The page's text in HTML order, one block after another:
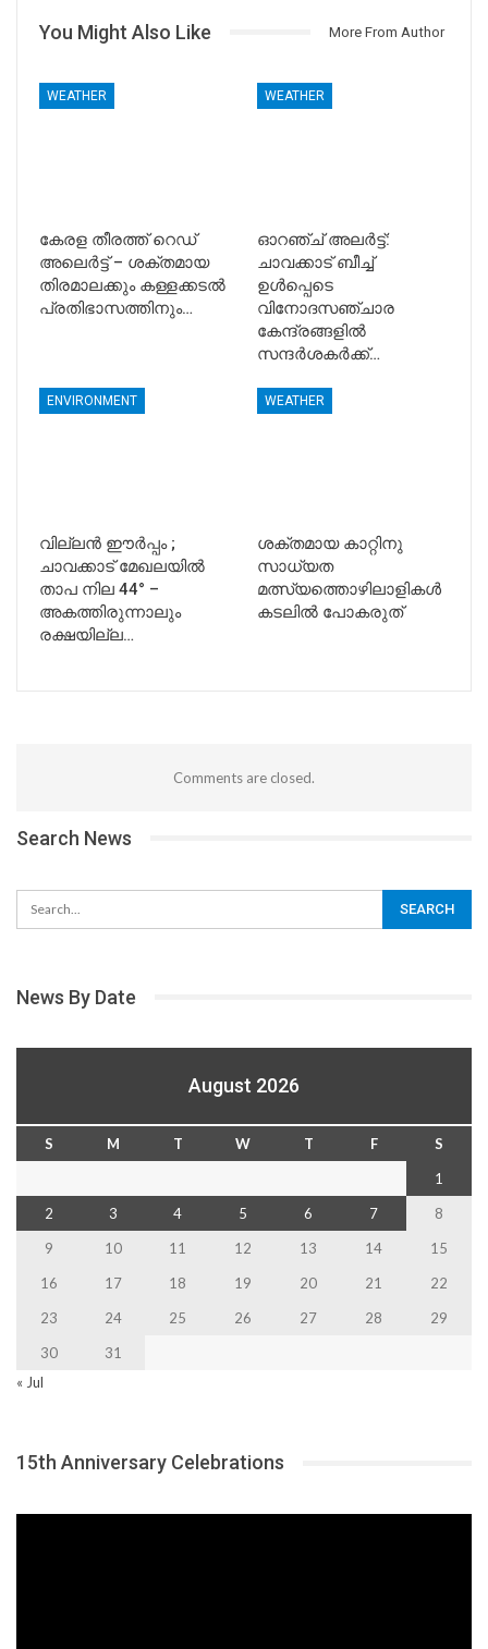
You Might Also Like More From Author
WEATHER
കേരള തീരത്ത് റെഡ്
അലെർട്ട് – ശക്തമായ
തിരമാലക്കും കള്ളക്കടൽ
പ്രതിഭാസത്തിനും…
WEATHER
ഓറഞ്ച് അലർട്ട്:
ചാവക്കാട് ബീച്ച്
ഉൾപ്പെടെ
വിനോദസഞ്ചാര
കേന്ദ്രങ്ങളിൽ
സന്ദർശകർക്ക്…
ENVIRONMENT
വില്ലൻ ഈർപ്പം ;
ചാവക്കാട് മേഖലയിൽ
താപ നില 44° –
അകത്തിരുന്നാലും
രക്ഷയില്ല…
WEATHER
ശക്തമായ കാറ്റിനു
സാധ്യത
മത്സ്യത്തൊഴിലാളികൾ
കടലിൽ പോകരുത്
Comments are closed.
Search News
News By Date
August 2026
S M T W T F
S
1
2
3 4 5 6 7
8
9
10 11 12 13 14
15
16
17 18 19 20 21
22
23
24 25 26 27 28
29
30
31
« Jul
15th Anniversary Celebrations